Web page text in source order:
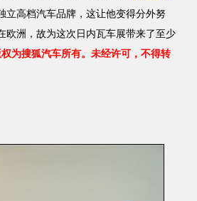
立高档汽车品牌，这让他变得分外努
欧洲，故为这次日内瓦车展带来了至少
为搜狐汽车所有。未经许可，不得转